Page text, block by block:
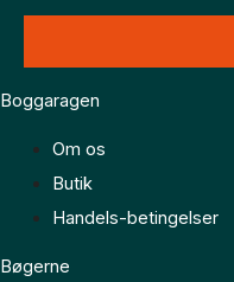
Boggaragen
Om os
Butik
Handels-betingelser
Bøgerne